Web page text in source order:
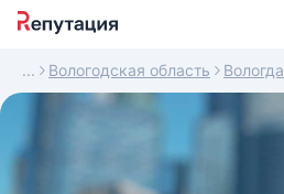
Вологодская область Вологда